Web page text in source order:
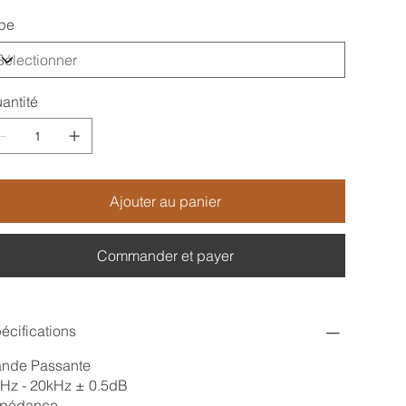
Ajouter au panier
Commander et payer
Passante
- 20kHz ± 0.5dB